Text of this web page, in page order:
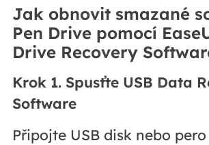
Jak obnovit smazané
Pen Drive pomocí
Drive Recovery
Krok 1. Spusťte USB Data
Software
Připojte USB disk nebo